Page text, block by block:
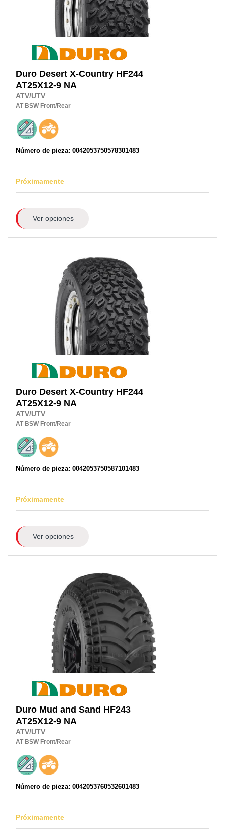
Duro Desert X-Country HF244
AT25X12-9 NA
ATV/UTV
AT BSW Front/Rear
Número de pieza: 0042053750578301483
Próximamente
Ver opciones
Duro Desert X-Country HF244
AT25X12-9 NA
ATV/UTV
AT BSW Front/Rear
Número de pieza: 0042053750587101483
Próximamente
Ver opciones
Duro Mud and Sand HF243
AT25X12-9 NA
ATV/UTV
AT BSW Front/Rear
Número de pieza: 0042053760532601483
Próximamente